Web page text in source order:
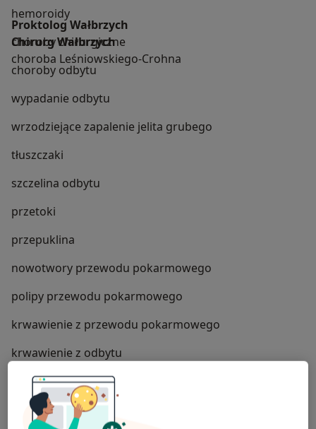
Proktolog Wałbrzych
Chirurg Wałbrzych
choroba Leśniowskiego-Crohna
hemoroidy
choroby chirurgiczne
choroby odbytu
wypadanie odbytu
wrzodziejące zapalenie jelita grubego
tłuszczaki
szczelina odbytu
przetoki
przepuklina
nowotwory przewodu pokarmowego
polipy przewodu pokarmowego
krwawienie z przewodu pokarmowego
krwawienie z odbytu
nowotwory jelit
kłykciny kończyste